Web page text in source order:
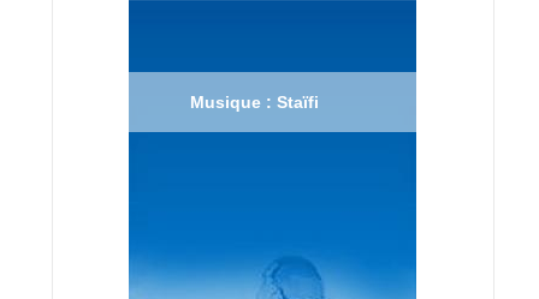
Musique : Staïfi